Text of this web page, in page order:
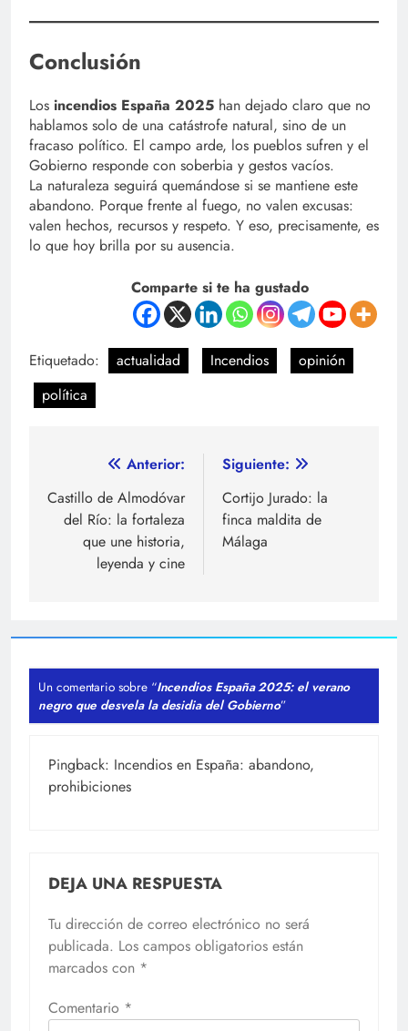
Conclusión
Los incendios España 2025 han dejado claro que no
hablamos solo de una catástrofe natural, sino de un
fracaso político. El campo arde, los pueblos sufren y el
Gobierno responde con soberbia y gestos vacíos.
La naturaleza seguirá quemándose si se mantiene este
abandono. Porque frente al fuego, no valen excusas:
valen hechos, recursos y respeto. Y eso, precisamente, es
lo que hoy brilla por su ausencia.
Comparte si te ha gustado
Etiquetado: actualidad Incendios
opinión
política
Navegación
de
entradas
Anterior:
Castillo de Almodóvar
del Río: la fortaleza
que une historia,
leyenda y cine
Siguiente:
Cortijo Jurado: la
finca maldita de
Málaga
Un comentario sobre “Incendios España 2025: el verano
negro que desvela la desidia del Gobierno”
Pingback: Incendios en España: abandono,
prohibiciones
DEJA UNA RESPUESTA
Tu dirección de correo electrónico no será
publicada. Los campos obligatorios están
marcados con *
Comentario *